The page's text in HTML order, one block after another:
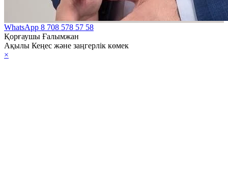
WhatsApp 8 708 578 57 58
Қорғаушы Ғалымжан
Ақылы Кеңес және заңгерлік көмек
×